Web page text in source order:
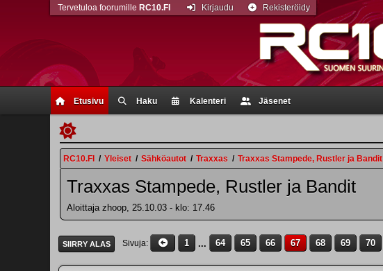
Etusivu Haku Kalenteri Jäsenet
Tervetuloa foorumille RC10.FI Kirjaudu Rekisteröidy
RC10.FI / Yleiset / Sähköautot / Traxxas / Traxxas Stampede, Rustler ja Bandit
Traxxas Stampede, Rustler ja Bandit
Aloittaja zhoop, 25.10.03 - klo: 17.46
SIIRRY ALAS Sivuja 1 ... 64 65 66 67 68 69 70